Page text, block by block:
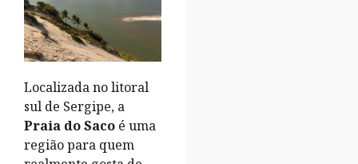
Localizada no litoral
sul de Sergipe, a
Praia do Saco é uma
região para quem